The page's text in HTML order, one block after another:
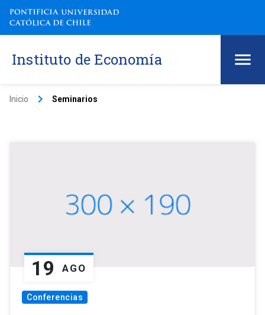
Instituto de Economía
Inicio keyboard_arrow_right Seminarios
19 AGO
Conferencias